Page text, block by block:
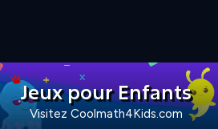
Jeux pour Enfants
Visitez Coolmath4Kids.com